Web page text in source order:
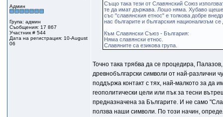
Админ
Група: админ
Съобщения: 17 867
Участник # 544
Дата на регистрация: 10-August
06
Също така тези от Славянский Союз
те да имат държава. Лошо няма. Хубаво щеше
със "славянския етнос" е толкова добре
нас българите и българския национализъм
Към Славянски Съюз - България:
Няма славянски етнос.
Славяните са езикова група.
Точно така трябва да се процедира,
древнобългарски символи от най-различни
поддържа контакт с тях, най-малкото за да
геополитически цели или пък за тесни
предназначена за Българите. И не само
ползва наши символи. По този начин,